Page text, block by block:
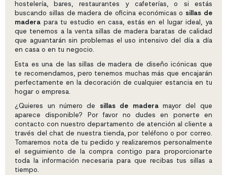
hostelería, bares, restaurantes y cafeterías, o si estás
buscando sillas de madera de oficina económicas o sillas de
madera para tu estudio en casa, estás en el lugar ideal, ya
que tenemos a la venta sillas de madera baratas de calidad
que aguantarán sin problemas el uso intensivo del día a día
en casa o en tu negocio.
Esta es una de las sillas de madera de diseño icónicas que
te recomendamos, pero tenemos muchas más que encajarán
perfectamente en la decoración de cualquier estancia en tu
hogar o empresa.
¿Quieres un número de sillas de maderamayor del que
aparece disponible? Por favor no dudes en ponerte en
contacto con nuestro departamento de atención al cliente a
través del chat de nuestra tienda, por teléfono o por correo.
Tomaremos nota de tu pedido y realizaremos personalmente
el seguimiento de la compra contigo para proporcionarte
toda la información necesaria para que recibas tus sillas a
tiempo.